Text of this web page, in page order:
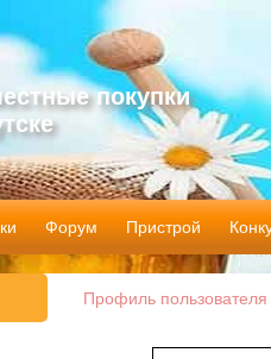
покупки
Форум Пристрой
Профиль